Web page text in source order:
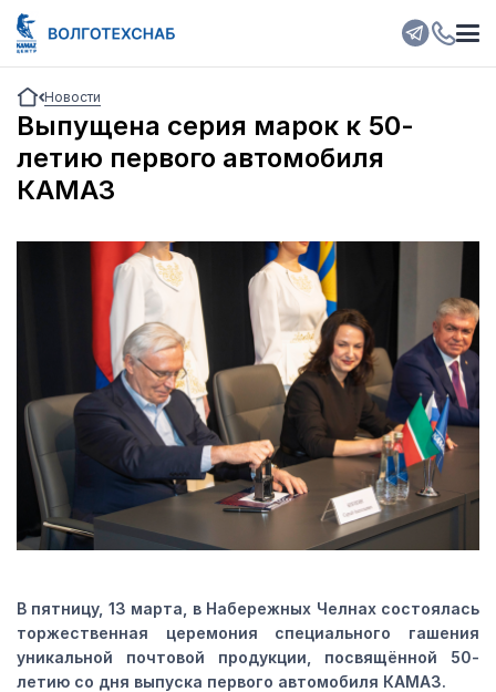
Новости
Выпущена серия марок к 50-
летию первого автомобиля
КАМАЗ
В пятницу, 13 марта, в Набережных Челнах состоялась
торжественная церемония специального гашения
уникальной почтовой продукции, посвящённой 50-
летию со дня выпуска первого автомобиля КАМАЗ.